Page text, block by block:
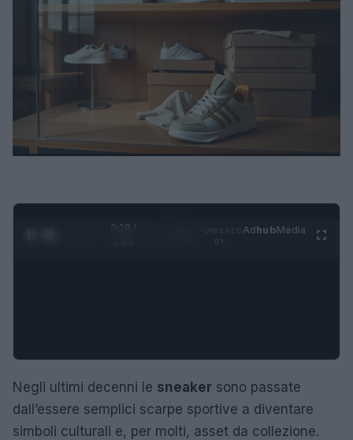
0:29 /
AdhubMedia
Negli ultimi decenni le sneaker sono passate
dall’essere semplici scarpe sportive a diventare
simboli culturali e, per molti, asset da collezione.